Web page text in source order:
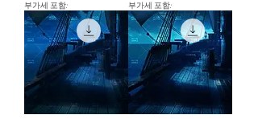
부가세 포함:
부가세 포함: